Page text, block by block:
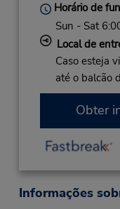
Horário de
Sun - Sat
Local de
Caso esteja
até o balcão
Obter
Informações